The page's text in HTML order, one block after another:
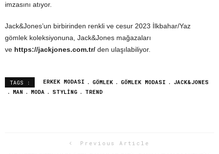
imzasını atıyor.
Jack&Jones’un birbirinden renkli ve cesur 2023 İlkbahar/Yaz
gömlek koleksiyonuna, Jack&Jones mağazaları
ve https://jackjones.com.tr/ den ulaşılabiliyor.
TAGS : ERKEK MODASI GÖMLEK GÖMLEK MODASI
JACK&JONES
MAN
MODA STYLING TREND
Previous Article